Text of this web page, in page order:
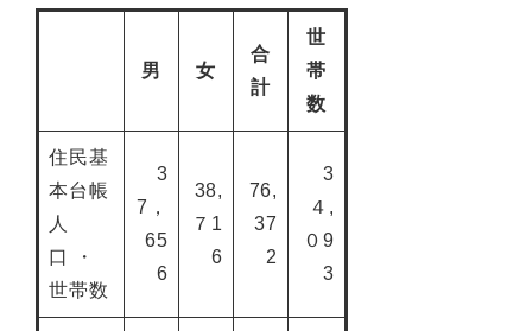
男 女
合
計
世
帯
数
住民基
本台帳
人
口 ・
世帯数
3
7，
65
6
38,
７1
6
76,
37
2
3
４,
０9
3